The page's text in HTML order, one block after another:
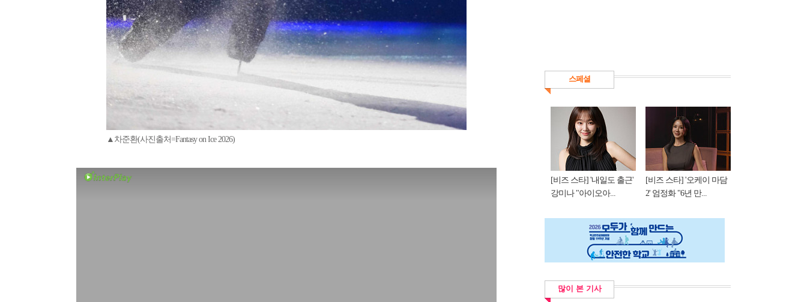
▲차준환(사진출처=Fantasy on Ice 2026)
스페셜
[비즈 스타] '내일도 출근'
강미나 "아이오아...
[비즈 스타] '오케이 마담
2' 엄정화 "6년 만...
많이 본 기사